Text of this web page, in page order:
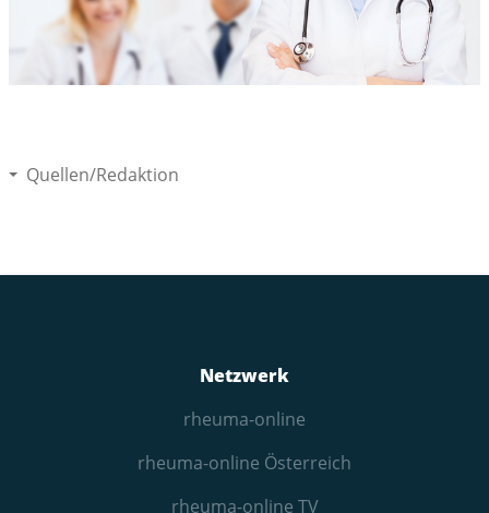
Quellen/Redaktion
Netzwerk
rheuma-online
rheuma-online Österreich
rheuma-online TV